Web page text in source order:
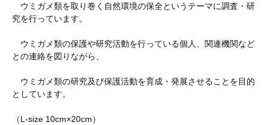
ウミガメ類を取り巻く自然環境の保全というテーマに調査・研
究を行っています。
ウミガメ類の保護や研究活動を行っている個人、関連機関など
との連絡を図りながら、
ウミガメ類の研究及び保護活動を育成・発展させることを目的
としています。
（L-size 10cm×20cm）